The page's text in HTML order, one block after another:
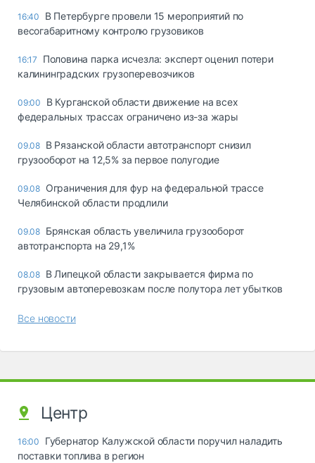
16:40
В Петербурге провели 15 мероприятий по
весогабаритному контролю грузовиков
16:17
Половина парка исчезла: эксперт оценил потери
калининградских грузоперевозчиков
09:00
В Курганской области движение на всех
федеральных трассах ограничено из-за жары
09.08 В Рязанской области автотранспорт снизил
грузооборот на 12,5% за первое полугодие
09.08 Ограничения для фур на федеральной трассе
Челябинской области продлили
09.08 Брянская область увеличила грузооборот
автотранспорта на 29,1%
08.08 В Липецкой области закрывается фирма по
грузовым автоперевозкам после полутора лет убытков
Все новости
Центр
16:00
Губернатор Калужской области поручил наладить
поставки топлива в регион